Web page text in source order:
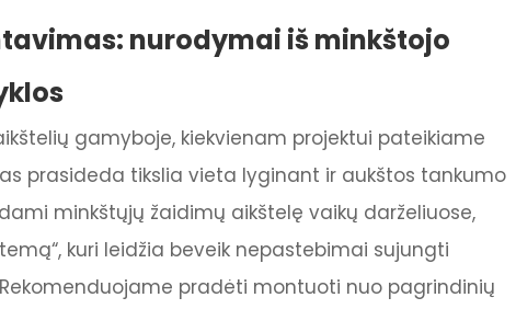
nurodymai iš minkštojo
gamyboje, kiekvienam projektui pateikiame
prasideda tikslia vieta lyginant ir aukštos tankumo
minkštųjų žaidimų aikštelę vaikų darželiuose,
kuri leidžia beveik nepastebimai sujungti
pradėti montuoti nuo pagrindinių